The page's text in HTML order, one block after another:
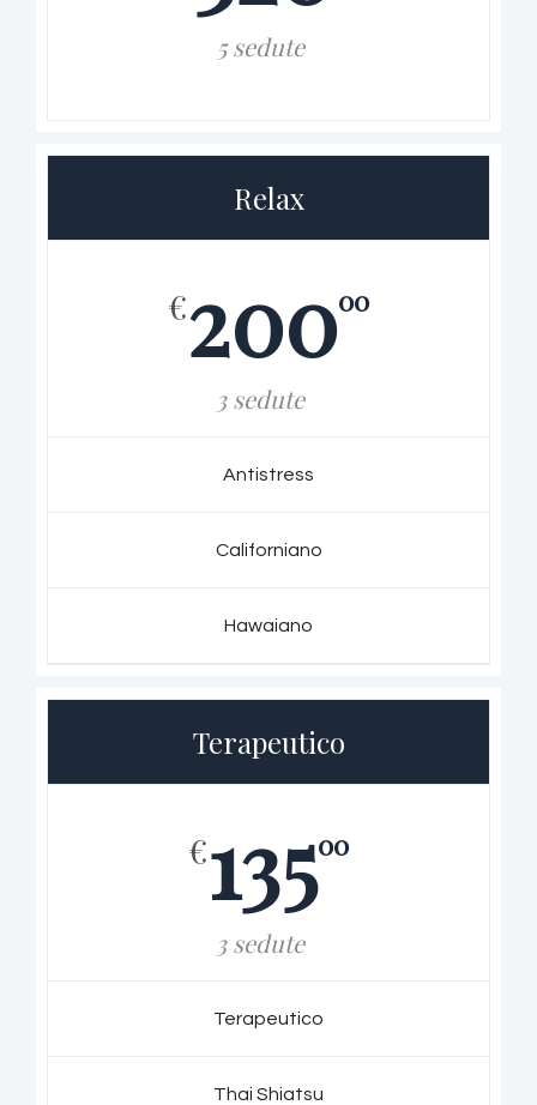
5 sedute
Relax
€20000
3 sedute
Antistress
Californiano
Hawaiano
Terapeutico
€13500
3 sedute
Terapeutico
Thai Shiatsu